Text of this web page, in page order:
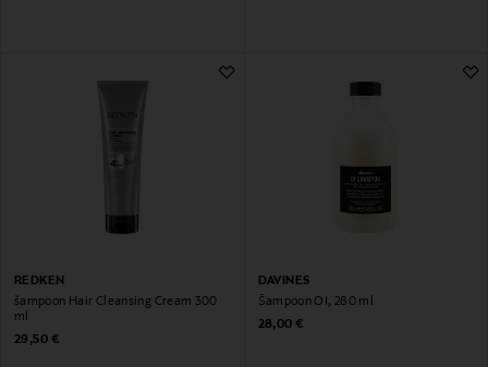
REDKEN
šampoon Hair Cleansing Cream 300
ml
Original Price
29,50 €
DAVINES
Šampoon OI, 280 ml
Original Price
28,00 €